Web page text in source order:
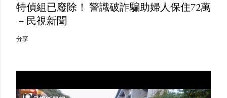
特偵組已廢除！ 警識破詐騙助婦人保住72萬
－民視新聞
分享